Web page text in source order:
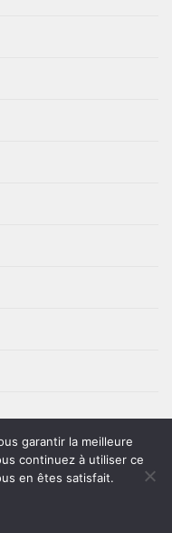
garantir la meilleure
continuez à utiliser ce
en êtes satisfait.